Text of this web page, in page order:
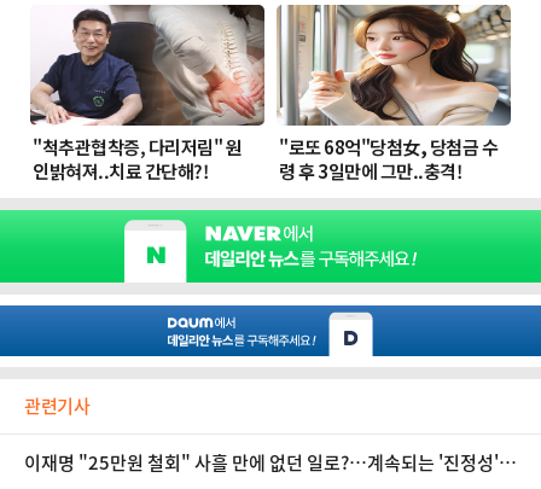
관련기사
이재명 "25만원 철회" 사흘 만에 없던 일로?…계속되는 '진정성'